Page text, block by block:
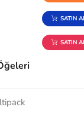
SATIN
SATIN